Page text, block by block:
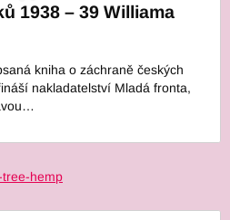
1938 – 39 Williama
kniha o záchraně českých
nakladatelství Mladá fronta,